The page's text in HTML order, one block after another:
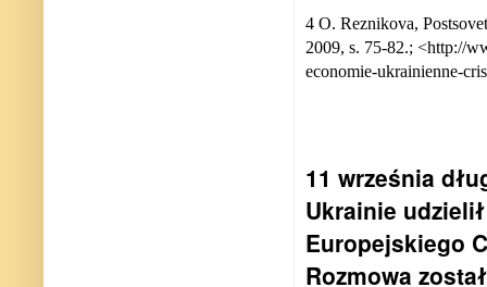
4 O. Reznikova,
2009, s. 75-82.; <http://
economie-ukrainienne-
11 września
Ukrainie
Europejskiego
Rozmowa